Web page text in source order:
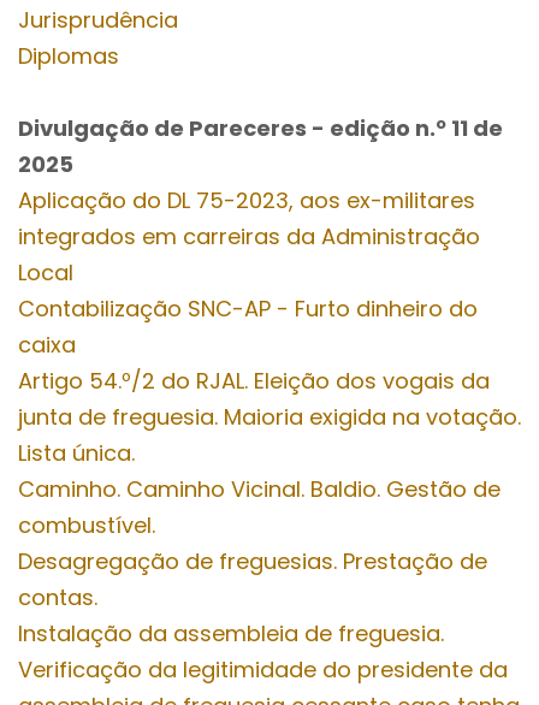
Jurisprudência
Diplomas
Divulgação de Pareceres - edição n.º 11 de
2025
Aplicação do DL 75-2023, aos ex-militares
integrados em carreiras da Administração
Local
Contabilização SNC-AP - Furto dinheiro do
caixa
Artigo 54.º/2 do RJAL. Eleição dos vogais da
junta de freguesia. Maioria exigida na votação.
Lista única.
Caminho. Caminho Vicinal. Baldio. Gestão de
combustível.
Desagregação de freguesias. Prestação de
contas.
Instalação da assembleia de freguesia.
Verificação da legitimidade do presidente da